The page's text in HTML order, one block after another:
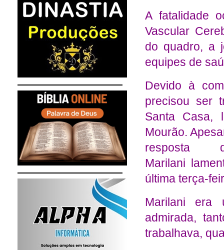
A fatalidade
Vascular
do quadro, a
equipes de
Devido à
precisou ser
Santa Casa,
Mourão.
resposta
Marilani
última terça-
Marilani era
admirada,
trabalhava,